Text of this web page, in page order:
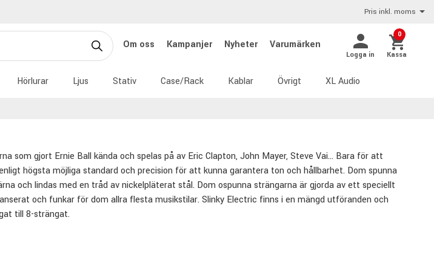
Pris inkl. moms
Om oss Kampanjer Nyheter Varumärken
Logga in
0
Kassa
Hörlurar Ljus Stativ Case/Rack Kablar Övrigt XL Audio
som gjort Ernie Ball kända och spelas på av Eric Clapton, John Mayer, Steve Vai… Bara för att
högsta möjliga standard och precision för att kunna garantera ton och hållbarhet. Dom spunna
och lindas med en tråd av nickelpläterat stål. Dom ospunna strängarna är gjorda av ett speciellt
och funkar för dom allra flesta musikstilar. Slinky Electric finns i en mängd utföranden och
till 8-strängat.